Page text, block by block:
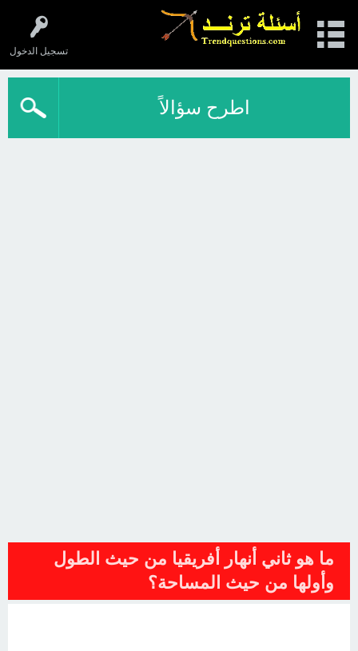
تسجيل الدخول
اطرح سؤالاً
ما هو ثاني أنهار أفريقيا من حيث الطول
وأولها من حيث المساحة؟